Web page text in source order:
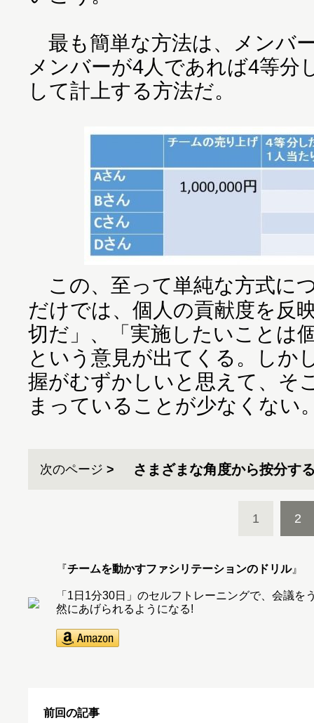
最も簡単な方法は、メンバ
メンバーが4人であれば4等分
して計上する方法だ。
この、至って単純な方式に
だけでは、個人の貢献度を反
切だ」、「実施したいことは
という意見が出てくる。しか
握がむずかしいと思えて、そ
まっていることが少なくない
次のページ さまざまな角度から按分す
1 2
『チームを動かすファシリテーションのドリル』
「1日1分30日」のセルフトレーニングで、会議
然にあげられるようになる!
前回の記事